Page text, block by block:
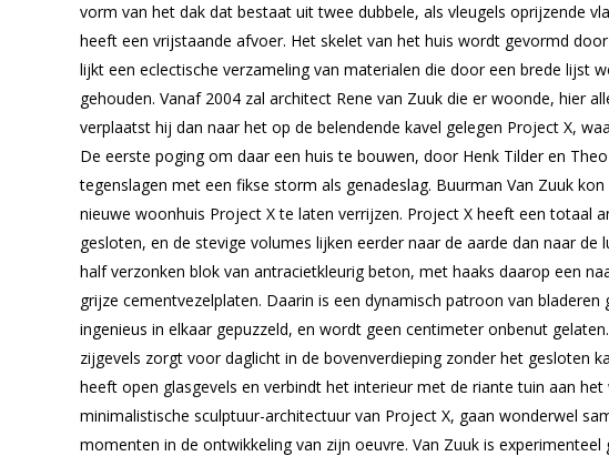
vorm van het dak dat bestaat uit twee dubbele, als vleugels oprijzende
heeft een vrijstaande afvoer. Het skelet van het huis wordt gevormd
lijkt een eclectische verzameling van materialen die door een brede lijst
gehouden. Vanaf 2004 zal architect Rene van Zuuk die er woonde, hier
verplaatst hij dan naar het op de belendende kavel gelegen Project X,
De eerste poging om daar een huis te bouwen, door Henk Tilder en
tegenslagen met een fikse storm als genadeslag. Buurman Van Zuuk
nieuwe woonhuis Project X te laten verrijzen. Project X heeft een totaal
gesloten, en de stevige volumes lijken eerder naar de aarde dan naar
half verzonken blok van antracietkleurig beton, met haaks daarop een
grijze cementvezelplaten. Daarin is een dynamisch patroon van
ingenieus in elkaar gepuzzeld, en wordt geen centimeter onbenut
zijgevels zorgt voor daglicht in de bovenverdieping zonder het gesloten
heeft open glasgevels en verbindt het interieur met de riante tuin aan
minimalistische sculptuur-architectuur van Project X, gaan wonderwel
momenten in de ontwikkeling van zijn oeuvre. Van Zuuk is